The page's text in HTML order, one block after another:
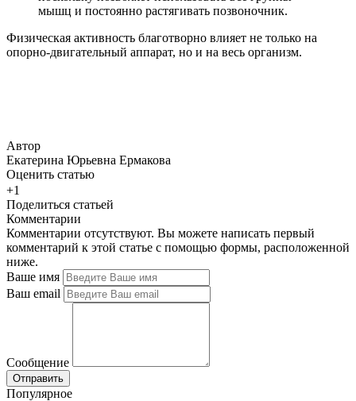
мышц и постоянно растягивать позвоночник.
Физическая активность благотворно влияет не только на
опорно-двигательный аппарат, но и на весь организм.
Автор
Екатерина Юрьевна Ермакова
Оценить статью
+1
Поделиться статьей
Комментарии
Комментарии отсутствуют. Вы можете написать первый
комментарий к этой статье с помощью формы, расположенной
ниже.
Ваше имя
Ваш email
Сообщение
Популярное